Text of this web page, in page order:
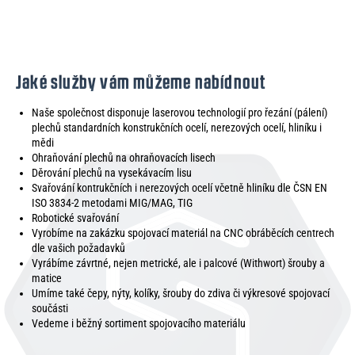
Jaké služby vám můžeme nabídnout
Naše společnost disponuje laserovou technologií pro řezání (pálení)
plechů standardních konstrukčních ocelí, nerezových ocelí, hliníku i
mědi
Ohraňování plechů na ohraňovacích lisech
Děrování plechů na vysekávacím lisu
Svařování kontrukčních i nerezových ocelí včetně hliníku dle ČSN EN
ISO 3834-2 metodami MIG/MAG, TIG
Robotické svařování
Vyrobíme na zakázku spojovací materiál na CNC obráběcích centrech
dle vašich požadavků
Vyrábíme závrtné, nejen metrické, ale i palcové (Withwort) šrouby a
matice
Umíme také čepy, nýty, kolíky, šrouby do zdiva či výkresové spojovací
součásti
Vedeme i běžný sortiment spojovacího materiálu